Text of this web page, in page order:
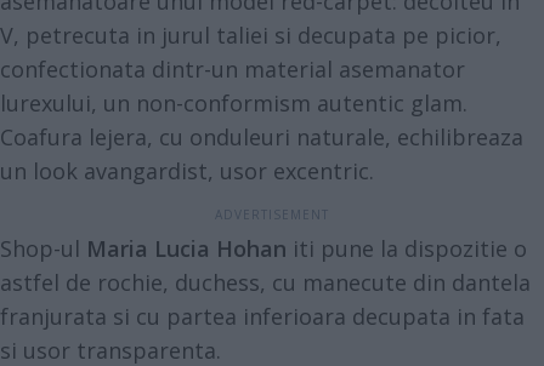
V, petrecuta in jurul taliei si decupata pe picior,
confectionata dintr-un material asemanator
lurexului, un non-conformism autentic glam.
Coafura lejera, cu onduleuri naturale, echilibreaza
un look avangardist, usor excentric.
Shop-ul Maria Lucia Hohan iti pune la dispozitie o
astfel de rochie, duchess, cu manecute din dantela
franjurata si cu partea inferioara decupata in fata
si usor transparenta.